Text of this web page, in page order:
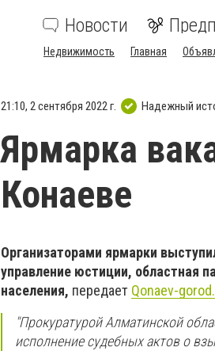
Новости
Недвижимость Главная
21:10, 2 сентября 2022 г. Надежный
Ярмарка
Конаеве
Организаторами ярмарки
управление юстиции, областная
населения, передает Qonaev-gorod.
"Прокуратурой Алматинской
исполнение судебных актов о